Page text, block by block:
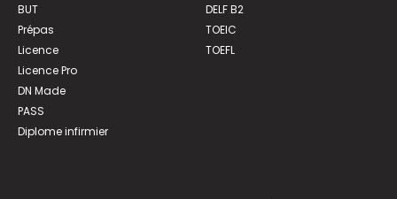
BUT
Prépas
Licence
Licence Pro
DN Made
PASS
Diplome infirmier
DELF B2
TOEIC
TOEFL